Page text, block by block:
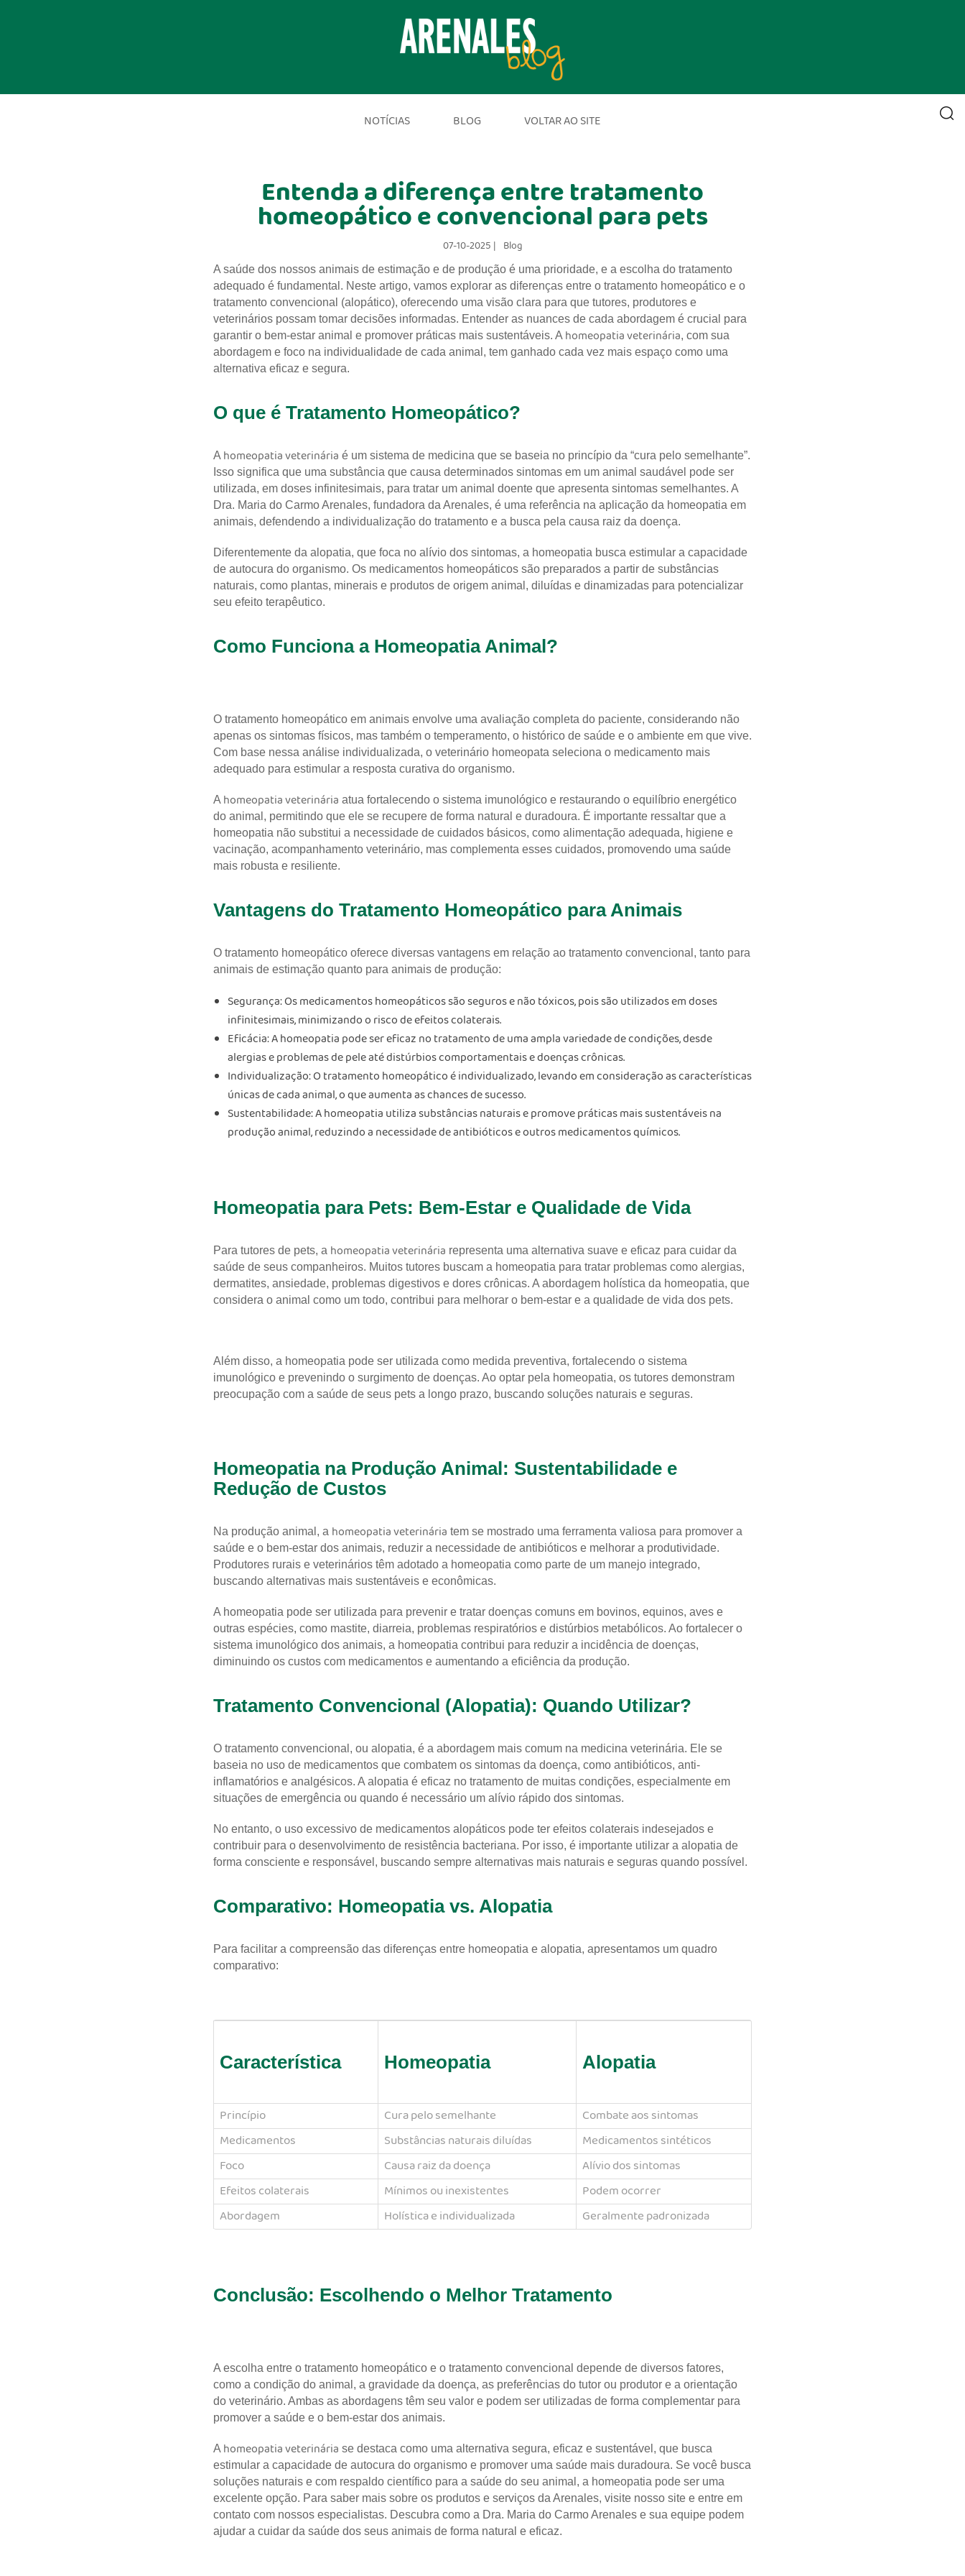
NOTÍCIAS BLOG VOLTAR AO SITE
Entenda a diferença entre tratamento
homeopático e convencional para pets
07-10-2025 | Blog
A saúde dos nossos animais de estimação e de produção é uma prioridade, e a escolha do tratamento
adequado é fundamental. Neste artigo, vamos explorar as diferenças entre o tratamento homeopático e o
tratamento convencional (alopático), oferecendo uma visão clara para que tutores, produtores e
veterinários possam tomar decisões informadas. Entender as nuances de cada abordagem é crucial para
garantir o bem-estar animal e promover práticas mais sustentáveis. A homeopatia veterinária, com sua
abordagem e foco na individualidade de cada animal, tem ganhado cada vez mais espaço como uma
alternativa eficaz e segura.
O que é Tratamento Homeopático?
A homeopatia veterinária é um sistema de medicina que se baseia no princípio da “cura pelo semelhante”.
Isso significa que uma substância que causa determinados sintomas em um animal saudável pode ser
utilizada, em doses infinitesimais, para tratar um animal doente que apresenta sintomas semelhantes. A
Dra. Maria do Carmo Arenales, fundadora da Arenales, é uma referência na aplicação da homeopatia em
animais, defendendo a individualização do tratamento e a busca pela causa raiz da doença.
Diferentemente da alopatia, que foca no alívio dos sintomas, a homeopatia busca estimular a capacidade
de autocura do organismo. Os medicamentos homeopáticos são preparados a partir de substâncias
naturais, como plantas, minerais e produtos de origem animal, diluídas e dinamizadas para potencializar
seu efeito terapêutico.
Como Funciona a Homeopatia Animal?
O tratamento homeopático em animais envolve uma avaliação completa do paciente, considerando não
apenas os sintomas físicos, mas também o temperamento, o histórico de saúde e o ambiente em que vive.
Com base nessa análise individualizada, o veterinário homeopata seleciona o medicamento mais
adequado para estimular a resposta curativa do organismo.
A homeopatia veterinária atua fortalecendo o sistema imunológico e restaurando o equilíbrio energético
do animal, permitindo que ele se recupere de forma natural e duradoura. É importante ressaltar que a
homeopatia não substitui a necessidade de cuidados básicos, como alimentação adequada, higiene e
vacinação, acompanhamento veterinário, mas complementa esses cuidados, promovendo uma saúde
mais robusta e resiliente.
Vantagens do Tratamento Homeopático para Animais
O tratamento homeopático oferece diversas vantagens em relação ao tratamento convencional, tanto para
animais de estimação quanto para animais de produção:
Segurança:Os medicamentos homeopáticos são seguros e não tóxicos, pois são utilizados em doses
infinitesimais, minimizando o risco de efeitos colaterais.
Eficácia:A homeopatia pode ser eficaz no tratamento de uma ampla variedade de condições, desde
alergias e problemas de pele até distúrbios comportamentais e doenças crônicas.
Individualização:O tratamento homeopático é individualizado, levando em consideração as características
únicas de cada animal, o que aumenta as chances de sucesso.
Sustentabilidade:A homeopatia utiliza substâncias naturais e promove práticas mais sustentáveis na
produção animal, reduzindo a necessidade de antibióticos e outros medicamentos químicos.
Homeopatia para Pets: Bem-Estar e Qualidade de Vida
Para tutores de pets, a homeopatia veterinária representa uma alternativa suave e eficaz para cuidar da
saúde de seus companheiros. Muitos tutores buscam a homeopatia para tratar problemas como alergias,
dermatites, ansiedade, problemas digestivos e dores crônicas. A abordagem holística da homeopatia, que
considera o animal como um todo, contribui para melhorar o bem-estar e a qualidade de vida dos pets.
Além disso, a homeopatia pode ser utilizada como medida preventiva, fortalecendo o sistema
imunológico e prevenindo o surgimento de doenças. Ao optar pela homeopatia, os tutores demonstram
preocupação com a saúde de seus pets a longo prazo, buscando soluções naturais e seguras.
Homeopatia na Produção Animal: Sustentabilidade e
Redução de Custos
Na produção animal, a homeopatia veterinária tem se mostrado uma ferramenta valiosa para promover a
saúde e o bem-estar dos animais, reduzir a necessidade de antibióticos e melhorar a produtividade.
Produtores rurais e veterinários têm adotado a homeopatia como parte de um manejo integrado,
buscando alternativas mais sustentáveis e econômicas.
A homeopatia pode ser utilizada para prevenir e tratar doenças comuns em bovinos, equinos, aves e
outras espécies, como mastite, diarreia, problemas respiratórios e distúrbios metabólicos. Ao fortalecer o
sistema imunológico dos animais, a homeopatia contribui para reduzir a incidência de doenças,
diminuindo os custos com medicamentos e aumentando a eficiência da produção.
Tratamento Convencional (Alopatia): Quando Utilizar?
O tratamento convencional, ou alopatia, é a abordagem mais comum na medicina veterinária. Ele se
baseia no uso de medicamentos que combatem os sintomas da doença, como antibióticos, anti-
inflamatórios e analgésicos. A alopatia é eficaz no tratamento de muitas condições, especialmente em
situações de emergência ou quando é necessário um alívio rápido dos sintomas.
No entanto, o uso excessivo de medicamentos alopáticos pode ter efeitos colaterais indesejados e
contribuir para o desenvolvimento de resistência bacteriana. Por isso, é importante utilizar a alopatia de
forma consciente e responsável, buscando sempre alternativas mais naturais e seguras quando possível.
Comparativo: Homeopatia vs. Alopatia
Para facilitar a compreensão das diferenças entre homeopatia e alopatia, apresentamos um quadro
comparativo:
Característica Homeopatia Alopatia
Princípio Cura pelo semelhante
Combate aos sintomas
Medicamentos
Substâncias naturais diluídas
Medicamentos sintéticos
Foco
Causa raiz da doença
Alívio dos sintomas
Efeitos colaterais
Mínimos ou inexistentes
Podem ocorrer
Abordagem
Holística e individualizada Geralmente padronizada
Conclusão: Escolhendo o Melhor Tratamento
A escolha entre o tratamento homeopático e o tratamento convencional depende de diversos fatores,
como a condição do animal, a gravidade da doença, as preferências do tutor ou produtor e a orientação
do veterinário. Ambas as abordagens têm seu valor e podem ser utilizadas de forma complementar para
promover a saúde e o bem-estar dos animais.
A homeopatia veterinária se destaca como uma alternativa segura, eficaz e sustentável, que busca
estimular a capacidade de autocura do organismo e promover uma saúde mais duradoura. Se você busca
soluções naturais e com respaldo científico para a saúde do seu animal, a homeopatia pode ser uma
excelente opção. Para saber mais sobre os produtos e serviços da Arenales, visite nosso site e entre em
contato com nossos especialistas. Descubra como a Dra. Maria do Carmo Arenales e sua equipe podem
ajudar a cuidar da saúde dos seus animais de forma natural e eficaz.